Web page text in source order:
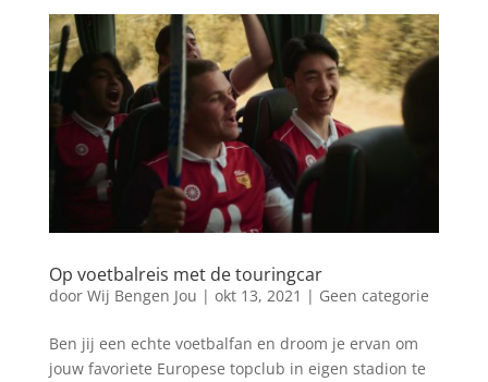
Op voetbalreis met de touringcar
door Wij Bengen Jou | okt 13, 2021 | Geen categorie
Ben jij een echte voetbalfan en droom je ervan om
jouw favoriete Europese topclub in eigen stadion te